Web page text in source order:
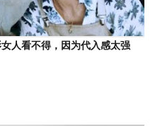
人看不得，因为代入感太强